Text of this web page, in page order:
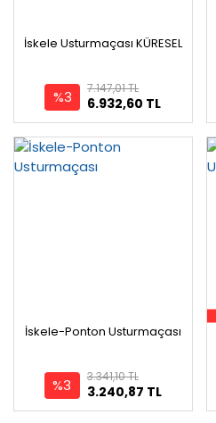
İskele Usturmaçası KÜRESEL
%3 6.932,60 TL
7.147,01 TL
İskele-Ponton Usturmaçası
%3 3.240,87 TL
3.341,10 TL